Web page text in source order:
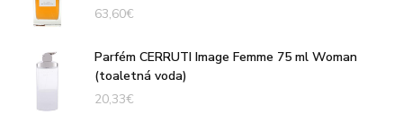
63,60€
Parfém CERRUTI Image Femme 75 ml Woman
(toaletná voda)
20,33€